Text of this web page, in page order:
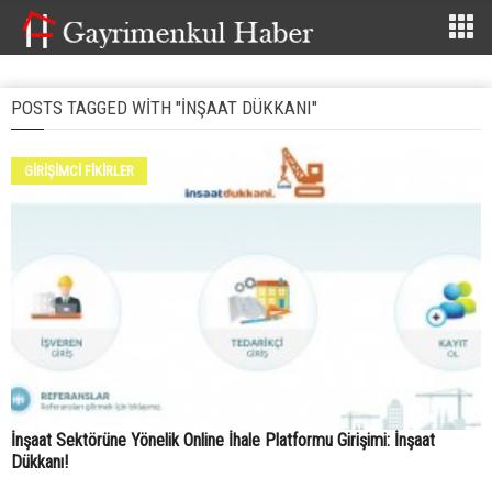
POSTS TAGGED WITH "INŞAAT DÜKKANI"
GİRİŞİMCİ FİKİRLER
İnşaat Sektörüne Yönelik Online İhale Platformu Girişimi: İnşaat
Dükkanı!